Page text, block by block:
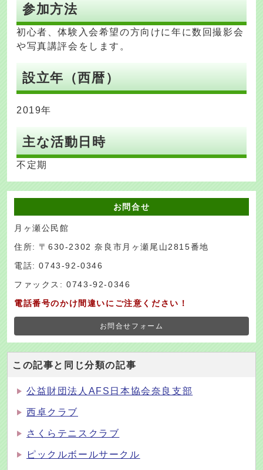
参加方法
初心者、体験入会希望の方向けに年に数回撮影会
や写真講評会をします。
設立年（西暦）
2019年
主な活動日時
不定期
お問合せ
月ヶ瀬公民館
住所: 〒630-2302 奈良市月ヶ瀬尾山2815番地
電話: 0743-92-0346
ファックス: 0743-92-0346
電話番号のかけ間違いにご注意ください！
お問合せフォーム
この記事と同じ分類の記事
公益財団法人AFS日本協会奈良支部
西卓クラブ
さくらテニスクラブ
ピックルボールサークル